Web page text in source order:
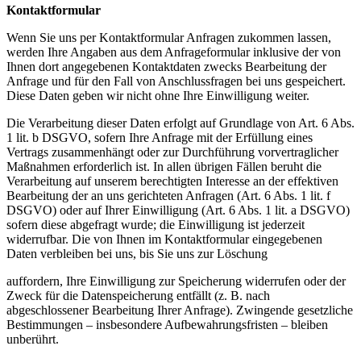
Kontaktformular
Wenn Sie uns per Kontaktformular Anfragen zukommen lassen,
werden Ihre Angaben aus dem Anfrageformular inklusive der von
Ihnen dort angegebenen Kontaktdaten zwecks Bearbeitung der
Anfrage und für den Fall von Anschlussfragen bei uns gespeichert.
Diese Daten geben wir nicht ohne Ihre Einwilligung weiter.
Die Verarbeitung dieser Daten erfolgt auf Grundlage von Art. 6 Abs.
1 lit. b DSGVO, sofern Ihre Anfrage mit der Erfüllung eines
Vertrags zusammenhängt oder zur Durchführung vorvertraglicher
Maßnahmen erforderlich ist. In allen übrigen Fällen beruht die
Verarbeitung auf unserem berechtigten Interesse an der effektiven
Bearbeitung der an uns gerichteten Anfragen (Art. 6 Abs. 1 lit. f
DSGVO) oder auf Ihrer Einwilligung (Art. 6 Abs. 1 lit. a DSGVO)
sofern diese abgefragt wurde; die Einwilligung ist jederzeit
widerrufbar. Die von Ihnen im Kontaktformular eingegebenen
Daten verbleiben bei uns, bis Sie uns zur Löschung
auffordern, Ihre Einwilligung zur Speicherung widerrufen oder der
Zweck für die Datenspeicherung entfällt (z. B. nach
abgeschlossener Bearbeitung Ihrer Anfrage). Zwingende gesetzliche
Bestimmungen – insbesondere Aufbewahrungsfristen – bleiben
unberührt.